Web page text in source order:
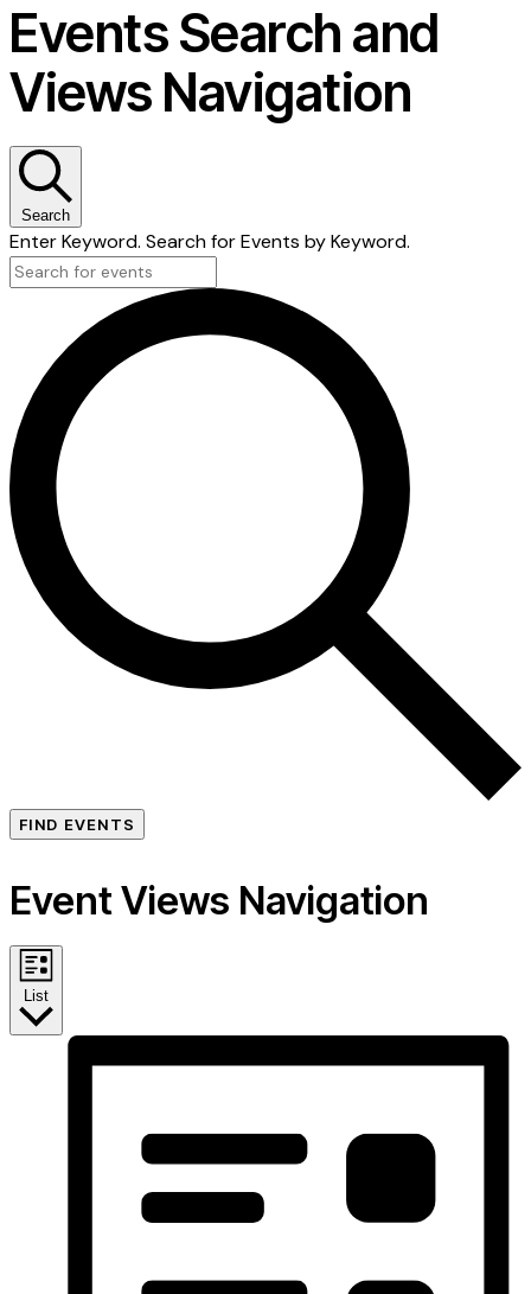
Events Search and
Views Navigation
Search
Enter Keyword. Search for Events by Keyword.
FIND EVENTS
Event Views Navigation
List